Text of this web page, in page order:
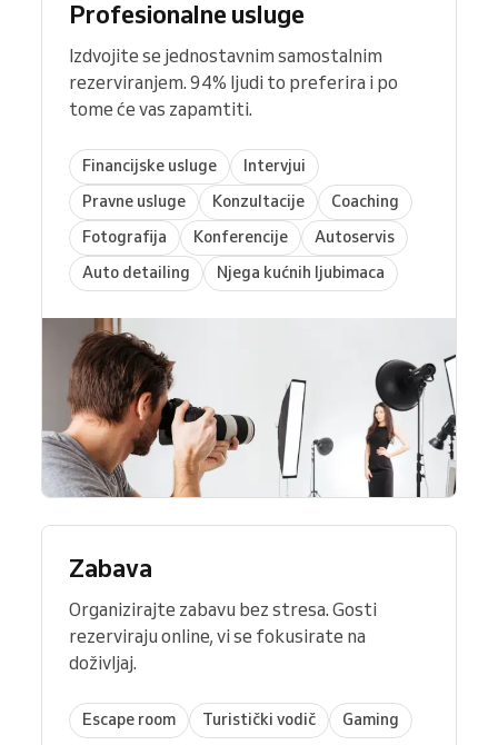
Profesionalne usluge
Izdvojite se jednostavnim samostalnim
rezerviranjem. 94% ljudi to preferira i po
tome će vas zapamtiti.
Financijske usluge
Intervjui
Pravne usluge
Konzultacije
Coaching
Fotografija
Konferencije
Autoservis
Auto detailing
Njega kućnih ljubimaca
Zabava
Organizirajte zabavu bez stresa. Gosti
rezerviraju online, vi se fokusirate na
doživljaj.
Escape room Turistički vodič Gaming